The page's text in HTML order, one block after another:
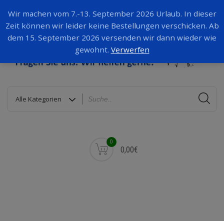
0
0,00€
Wir machen vom 7.-13. September 2026 Urlaub. In dieser
Zeit können wir leider keine Bestellungen verschicken. Ab
dem 15. September 2026 versenden wir dann wieder wie
gewohnt. Verwerfen